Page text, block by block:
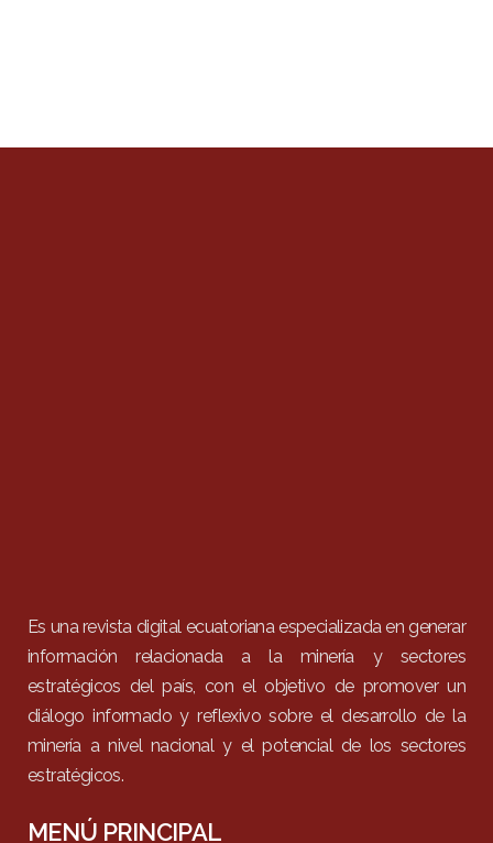
Es una revista digital ecuatoriana especializada en generar
información relacionada a la minería y sectores
estratégicos del país, con el objetivo de promover un
diálogo informado y reflexivo sobre el desarrollo de la
minería a nivel nacional y el potencial de los sectores
estratégicos.
MENÚ PRINCIPAL